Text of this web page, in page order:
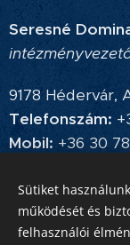
Seresné
9178 Hédervár,
Telefonszám:
Mobil: +36 30
Sütiket
működését és
felhasználói